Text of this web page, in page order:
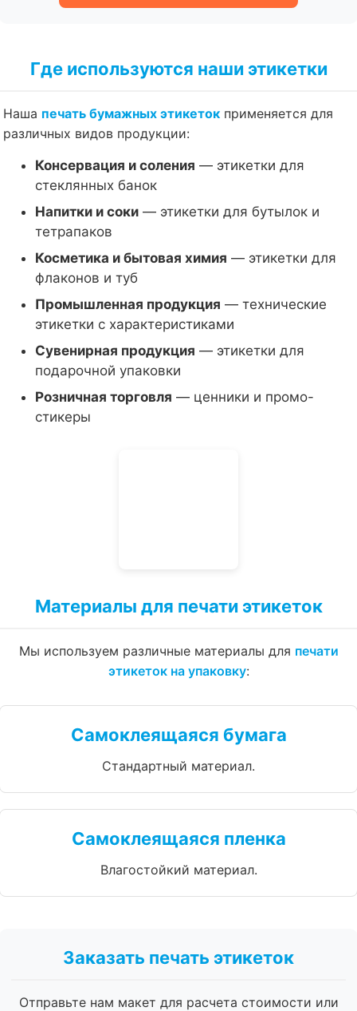
Где используются наши этикетки
Наша печать бумажных этикеток применяется для
различных видов продукции:
Консервация и соления — этикетки для
стеклянных банок
Напитки и соки — этикетки для бутылок и
тетрапаков
Косметика и бытовая химия — этикетки для
флаконов и туб
Промышленная продукция — технические
этикетки с характеристиками
Сувенирная продукция — этикетки для
подарочной упаковки
Розничная торговля — ценники и промо-
стикеры
Материалы для печати этикеток
Мы используем различные материалы для печати
этикеток на упаковку:
Самоклеящаяся бумага
Стандартный материал.
Самоклеящаяся пленка
Влагостойкий материал.
Заказать печать этикеток
Отправьте нам макет для расчета стоимости или